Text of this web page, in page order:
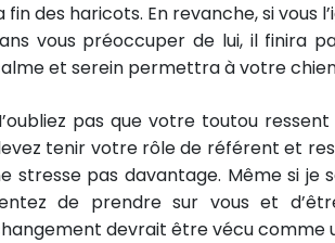
fin des haricots. En revanche, si vous
vous préoccuper de lui, il finira
et serein permettra à votre
pas que votre toutou
tenir votre rôle de référent et
stresse pas davantage. Même si
de prendre sur vous et
devrait être vécu comme